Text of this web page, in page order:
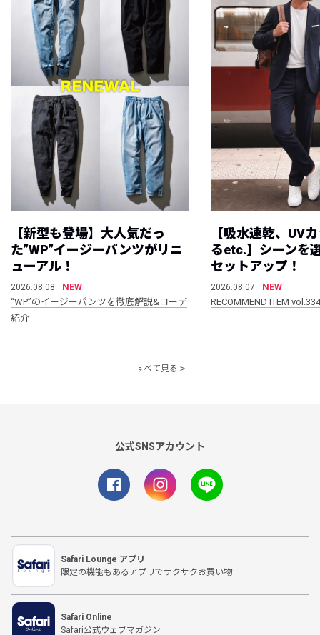
【新型も登場】大人気だっ
た”WP”イージーパンツがリニ
ューアル！
2026.08.08
NEW
“WP”のイージーパンツを徹底解説&コーデ
紹介
【吸水速乾、UV
るetc.】シーンを
セットアップ！
2026.08.07
NEW
RECOMMEND ITEM vol.334
すべて見る
公式SNSアカウント
Safari Lounge アプリ
限定の機能もあるアプリでサクサクお買い物
Safari Online
Safari公式ウェブマガジン